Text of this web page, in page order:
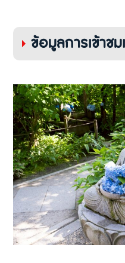
ข้อมูลการเข้าชม